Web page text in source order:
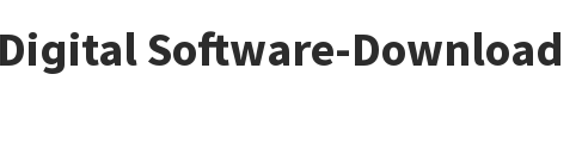
Software-Download